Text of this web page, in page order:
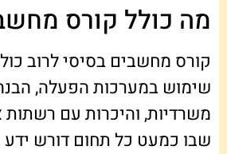
מה כולל קורס
קורס מחשבים בסיסי לרוב
שימוש במערכות הפעלה,
משרדיות, והיכרות עם רשתות
שבו כמעט כל תחום דורש ידע